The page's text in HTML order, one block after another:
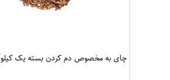
چای به مخصوص دم کردن بسته یک